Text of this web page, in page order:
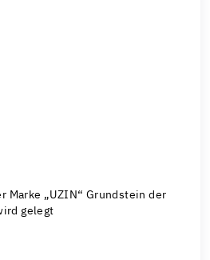
Marke „UZIN“ Grundstein der
gelegt